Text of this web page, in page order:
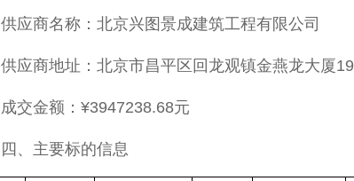
供应商名称：北京兴图景成建筑工程有限公司
供应商地址：北京市昌平区回龙观镇金燕龙大厦
成交金额：¥3947238.68元
四、主要标的信息